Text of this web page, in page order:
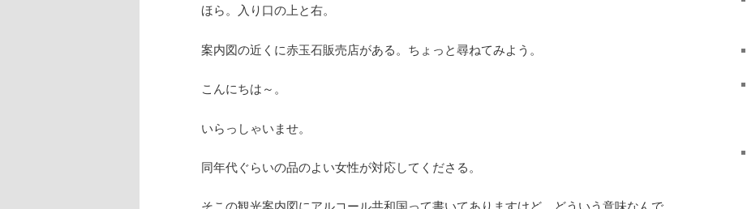
ほら。入り口の上と右。
案内図の近くに赤玉石販売店がある。ちょっと尋ねてみよう。
こんにちは～。
いらっしゃいませ。
同年代ぐらいの品のよい女性が対応してくださる。